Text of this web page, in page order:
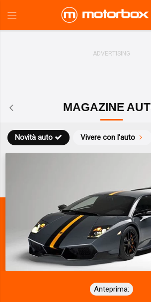
MAGAZINE
Novità auto Vivere con l'auto
Anteprima: